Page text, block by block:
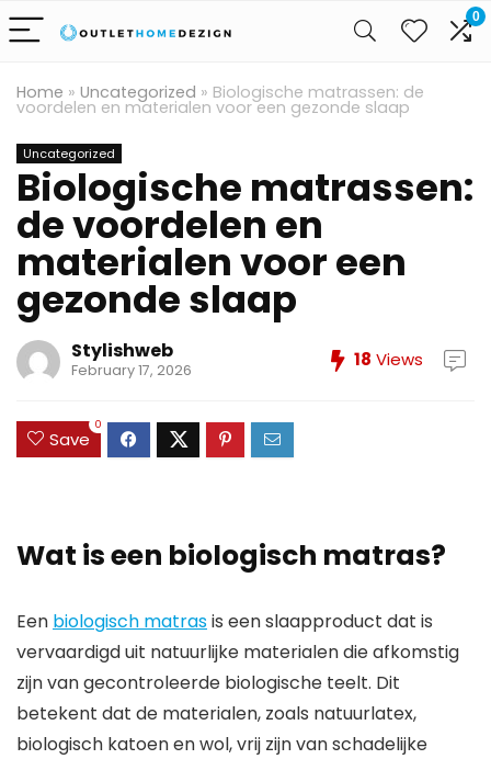
0
Home » Uncategorized » Biologische matrassen: de
voordelen en materialen voor een gezonde slaap
Uncategorized
Biologische matrassen:
de voordelen en
materialen voor een
gezonde slaap
Stylishweb
February 17, 2026 18 Views
Save
0
Wat is een biologisch matras?
Een biologisch matrasis een slaapproduct dat is
vervaardigd uit natuurlijke materialen die afkomstig
zijn van gecontroleerde biologische teelt. Dit
betekent dat de materialen, zoals natuurlatex,
biologisch katoen en wol, vrij zijn van schadelijke